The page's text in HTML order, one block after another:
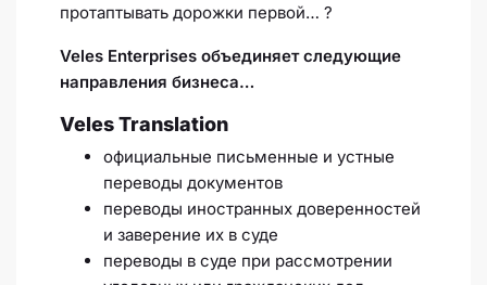
протаптывать дорожки первой… ?
Veles Enterprises объединяет следующие
направления бизнеса…
Veles Translation
официальные письменные и устные
переводы документов
переводы иностранных доверенностей
и заверение их в суде
переводы в суде при рассмотрении